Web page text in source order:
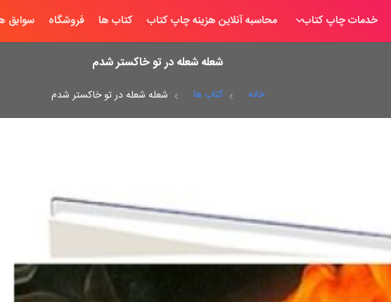
خدمات چاپ کتاب محاسبه آنلاین هزینه چاپ کتاب کتاب ها فروشگاه سوابق
شعله شعله در تو خاکستر شدم
خانه کتاب ها شعله شعله در تو خاکستر شدم